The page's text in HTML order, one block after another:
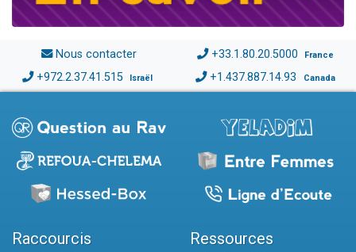
Nous contacter +33.1.80.20.5000 France
+972.2.37.41.515 Israël +1.437.887.14.93 Canada
Raccourcis Ressources